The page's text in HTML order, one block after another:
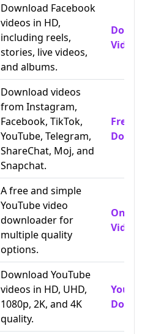
Download Facebook
videos in HD,
including reels,
stories, live videos,
and albums.
Download videos
from Instagram,
Facebook, TikTok,
YouTube, Telegram,
ShareChat, Moj, and
Snapchat.
Free
A free and simple
YouTube video
downloader for
multiple quality
options.
Video
Download YouTube
videos in HD, UHD,
1080p, 2K, and 4K
quality.